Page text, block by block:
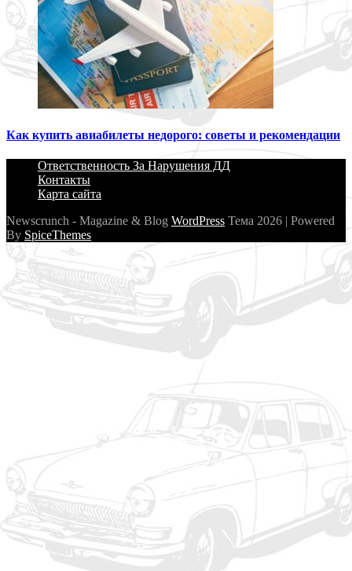
Как купить авиабилеты недорого: советы и рекомендации
Ответственность За Нарушения ДД
Контакты
Карта сайта
Newscrunch - Magazine & Blog WordPress Тема 2026 | Powered
By SpiceThemes